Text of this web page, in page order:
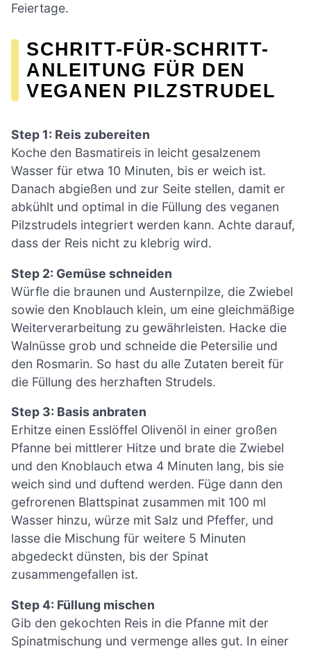
Feiertage.
SCHRITT-FÜR-SCHRITT-
ANLEITUNG FÜR DEN
VEGANEN PILZSTRUDEL
Step 1: Reis zubereiten
Koche den Basmatireis in leicht gesalzenem
Wasser für etwa 10 Minuten, bis er weich ist.
Danach abgießen und zur Seite stellen, damit er
abkühlt und optimal in die Füllung des veganen
Pilzstrudels integriert werden kann. Achte darauf,
dass der Reis nicht zu klebrig wird.
Step 2: Gemüse schneiden
Würfle die braunen und Austernpilze, die Zwiebel
sowie den Knoblauch klein, um eine gleichmäßige
Weiterverarbeitung zu gewährleisten. Hacke die
Walnüsse grob und schneide die Petersilie und
den Rosmarin. So hast du alle Zutaten bereit für
die Füllung des herzhaften Strudels.
Step 3: Basis anbraten
Erhitze einen Esslöffel Olivenöl in einer großen
Pfanne bei mittlerer Hitze und brate die Zwiebel
und den Knoblauch etwa 4 Minuten lang, bis sie
weich sind und duftend werden. Füge dann den
gefrorenen Blattspinat zusammen mit 100 ml
Wasser hinzu, würze mit Salz und Pfeffer, und
lasse die Mischung für weitere 5 Minuten
abgedeckt dünsten, bis der Spinat
zusammengefallen ist.
Step 4: Füllung mischen
Gib den gekochten Reis in die Pfanne mit der
Spinatmischung und vermenge alles gut. In einer